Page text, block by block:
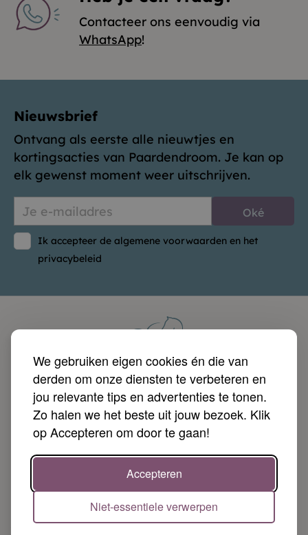
We gebruiken eigen cookies én die van
derden om onze diensten te verbeteren en
jou relevante tips en advertenties te tonen.
Zo halen we het beste uit jouw bezoek. Klik
op Accepteren om door te gaan!
Accepteren
Niet-essentiele verwerpen
Contacteer ons eenvoudig via
WhatsApp!
Nieuwsbrief
Ontvang als eerste alle nieuwtjes en
kortingsacties van Paardendroom. Je kan op
elk gewenst moment weer uitschrijven.
Ik accepteer de algemene voorwaarden en het
privacybeleid
Producten
Diensten
Paardendroom
Jouw account